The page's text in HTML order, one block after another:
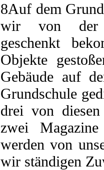
8Auf dem
wir von der
geschenkt
Objekte
Gebäude auf
Grundschule
drei von
zwei
werden von
wir ständigen